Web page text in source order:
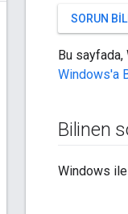
SORUN
Bu sayfada,
Windows'a
Bilinen
Windows